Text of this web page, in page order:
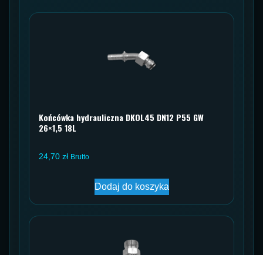
Końcówka hydrauliczna DKOL45 DN12 P55 GW
26×1,5 18L
24,70 zł Brutto
Dodaj do koszyka